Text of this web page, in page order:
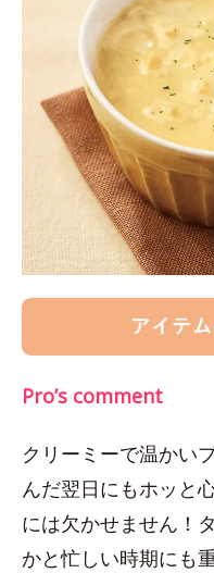
Pro’s comment
クリーミーで温かい
んだ翌日にもホッと
には欠かせません！
かと忙しい時期にも